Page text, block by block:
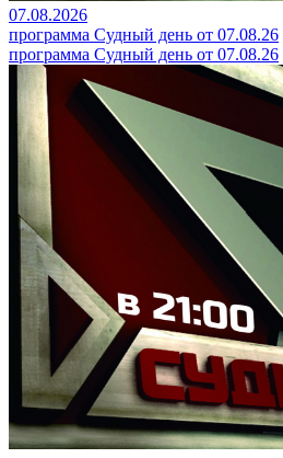
07.08.2026
программа Судный день от 07.08.26
программа Судный день от 07.08.26